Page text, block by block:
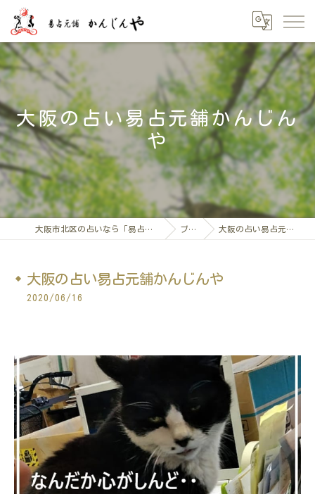
大阪の占い易占元舗かんじん
や
大阪市北区の占いなら「易占元舖かんじんや」 ブログ 大阪の占い易占元舗かんじんや
大阪の占い易占元舗かんじんや
2020/06/16